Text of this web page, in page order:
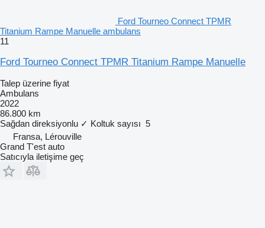
Ford Tourneo Connect TPMR
Titanium Rampe Manuelle ambulans
11
Ford Tourneo Connect TPMR Titanium Rampe Manuelle
Talep üzerine fiyat
Ambulans
2022
86.800 km
Sağdan direksiyonlu ✓ Koltuk sayısı 5
Fransa, Lérouville
Grand T'est auto
Satıcıyla iletişime geç